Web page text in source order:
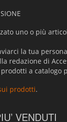
uno o più
la tua
redazione di
a catalogo
prodotti.
VENDUTI